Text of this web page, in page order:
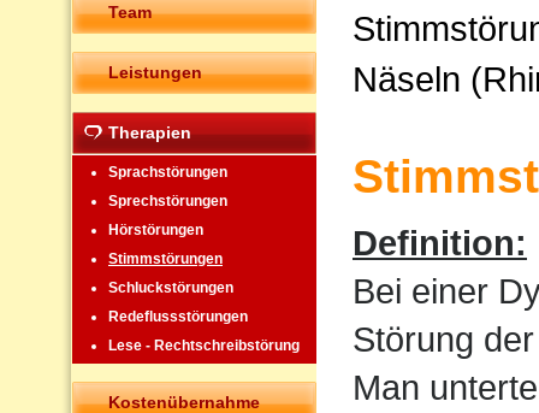
Team
Leistungen
Therapien
Sprachstörungen
Sprechstörungen
Hörstörungen
Stimmstörungen
Schluckstörungen
Redeflussstörungen
Lese - Rechtschreibstörung
Kostenübernahme
Näseln
Definition:
Bei einer
Störung
Man